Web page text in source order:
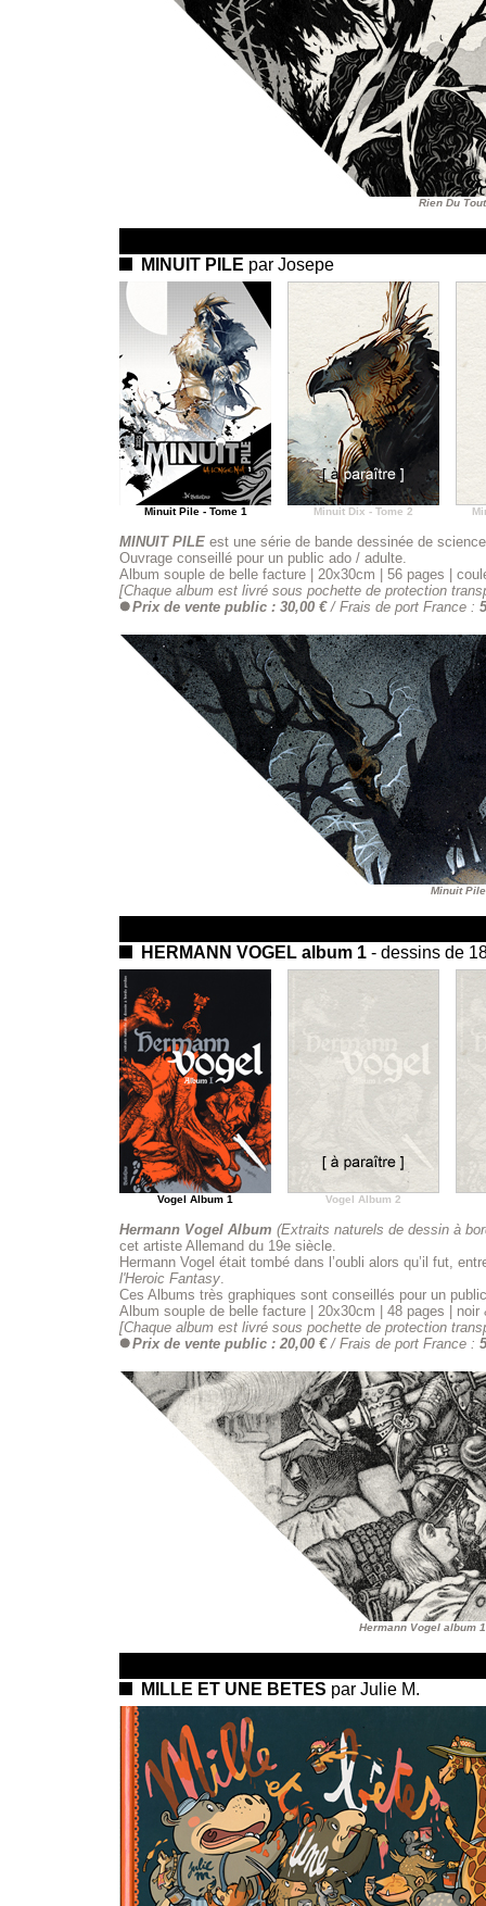
Rien Du Tout
MINUIT PILE par Josepe
Minuit Pile - Tome 1 Minuit Dix - Tome 2
MINUIT PILE est une série de bande dessinée de
Ouvrage conseillé pour un public ado / adulte.
Album souple de belle facture
20x30cm 56 pages
[Chaque album est livré sous pochette de protection
Prix de vente public : 30,00 €/ Frais de port France :
Minuit Pile
HERMANN VOGEL album 1 - dessins de
Vogel Album 1 Vogel Album 2
Hermann Vogel Album (Extraits naturels de dessin à
cet artiste Allemand du 19e siècle.
Hermann Vogel était tombé dans l’oubli alors qu’il fut,
l'Heroic Fantasy.
Ces Albums très graphiques sont conseillés pour un
Album souple de belle facture
20x30cm 48 pages
noir
[Chaque album est livré sous pochette de protection
Prix de vente public : 20,00 €/ Frais de port France :
Hermann Vogel album 1
MILLE ET UNE BETES par Julie M.